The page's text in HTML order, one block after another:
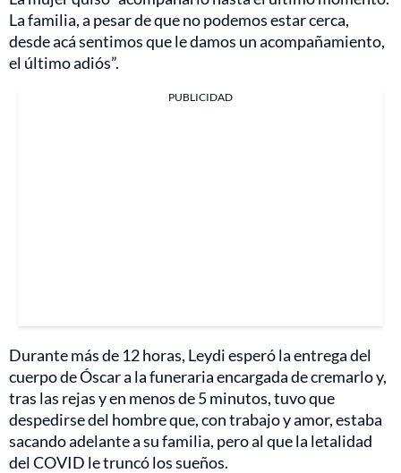
La familia, a pesar de que no podemos estar cerca,
desde acá sentimos que le damos un acompañamiento,
el último adiós”.
PUBLICIDAD
Durante más de 12 horas, Leydi esperó la entrega del
cuerpo de Óscar a la funeraria encargada de cremarlo y,
tras las rejas y en menos de 5 minutos, tuvo que
despedirse del hombre que, con trabajo y amor, estaba
sacando adelante a su familia, pero al que la letalidad
del COVID le truncó los sueños.